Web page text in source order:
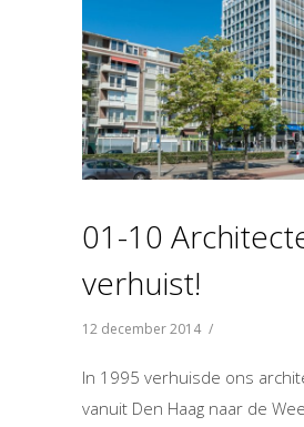
01-10
verhuist!
12 december 2014 /
In 1995 verhuisde ons
vanuit Den Haag naar de